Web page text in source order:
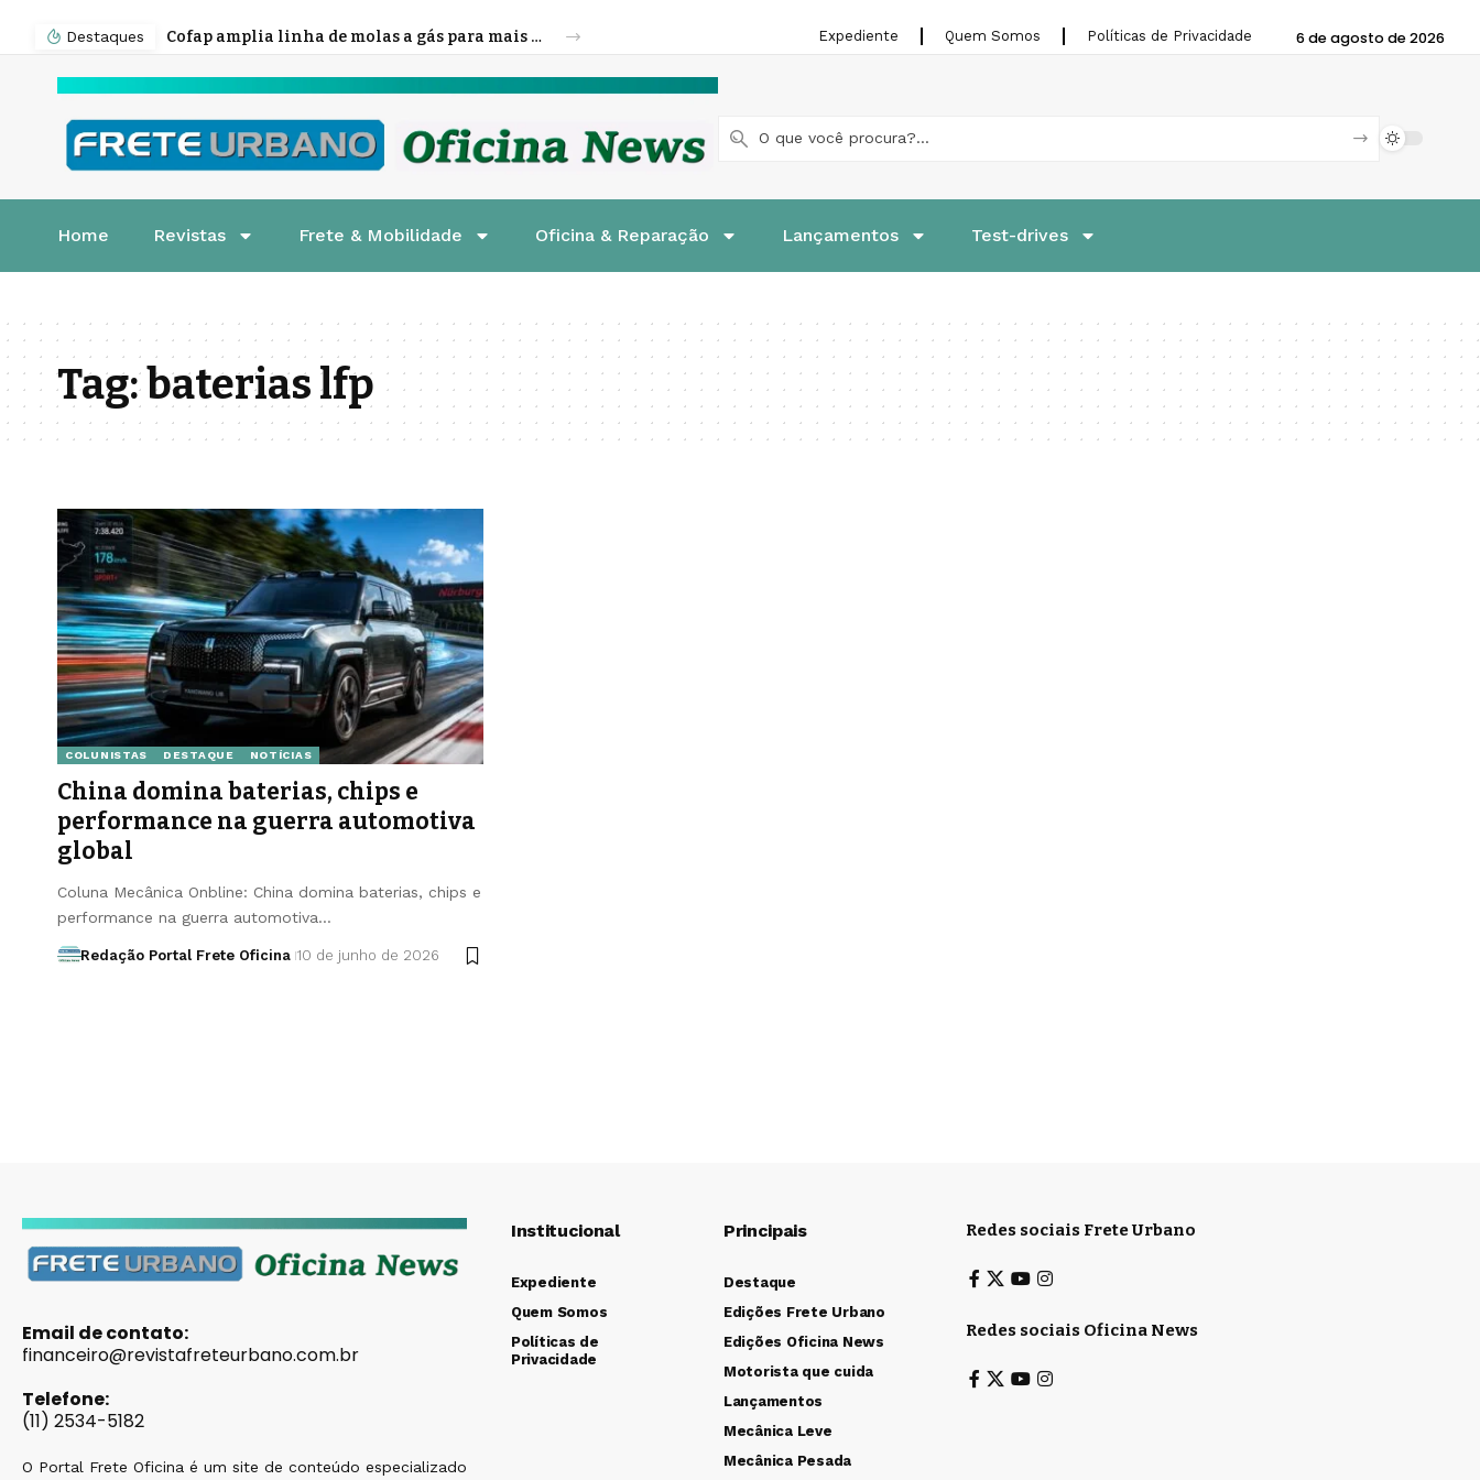
Destaques Cofap amplia linha de molas a gás para mais veículos leves e pesados Expediente Quem Somos Políticas de Privacidade 6 de agosto de 2026
Home Revistas Frete & Mobilidade Oficina & Reparação Lançamentos Test-drives
Tag:baterias lfp
COLUNISTAS DESTAQUE NOTÍCIAS
China domina baterias, chips e
performance na guerra automotiva
global
Coluna Mecânica Onbline: China domina baterias, chips e
performance na guerra automotiva…
Redação Portal Frete Oficina 10 de junho de 2026
Email de contato:
financeiro@revistafreteurbano.com.br
Telefone:
(11) 2534-5182
O Portal Frete Oficina é um site de conteúdo especializado
Institucional
Expediente
Quem Somos
Políticas de
Privacidade
Principais
Destaque
Edições Frete Urbano
Edições Oficina News
Motorista que cuida
Lançamentos
Mecânica Leve
Mecânica Pesada
Redes sociais Frete Urbano
Redes sociais Oficina News